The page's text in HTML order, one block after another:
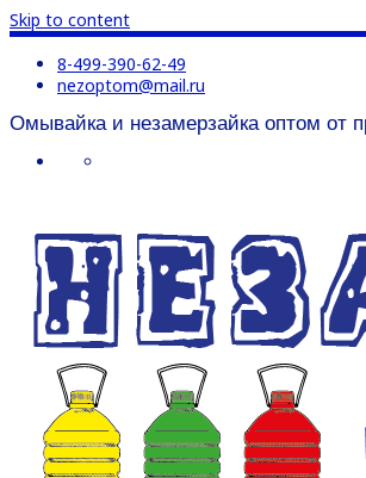
Skip to content
8-499-390-62-49
nezoptom@mail.ru
Омывайка и незамерзайка оптом от